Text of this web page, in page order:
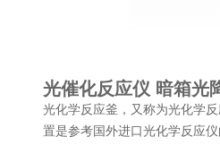
光催化反应仪 暗箱光
光化学反应釜，又称为光化学
置是参考国外进口光化学反应